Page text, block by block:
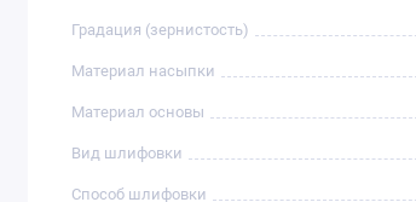
Градация (зернистость)
Материал насыпки
Материал основы
Вид шлифовки
Способ шлифовки